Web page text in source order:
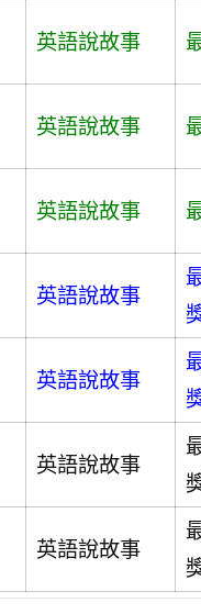
英語說故事
英語說故事
英語說故事
英語說故事
英語說故事
英語說故事
英語說故事